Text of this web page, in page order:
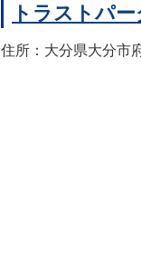
トラストパ
住所：大分県大分市